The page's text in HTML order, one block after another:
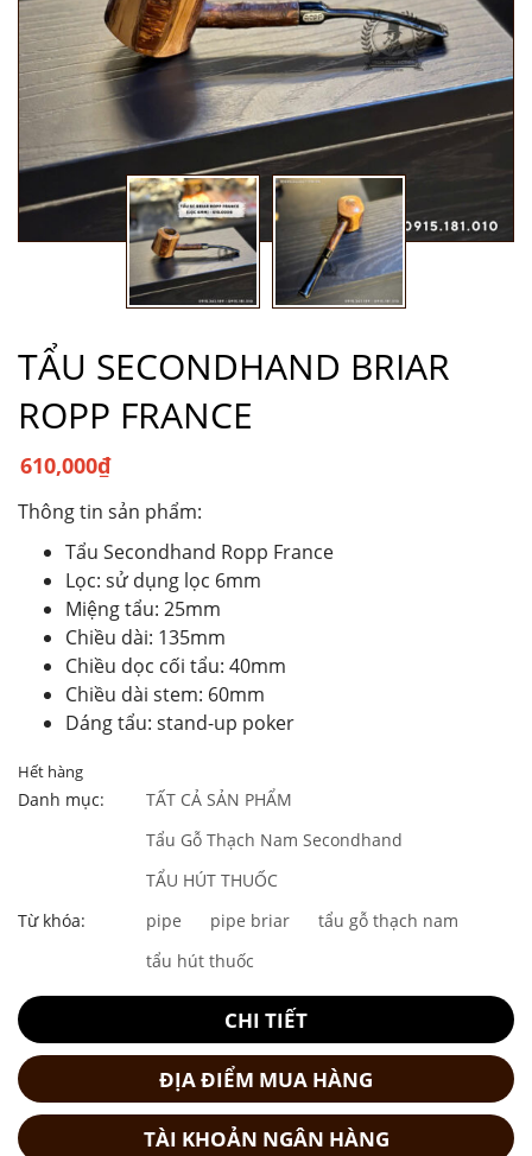
TẨU SECONDHAND BRIAR
ROPP FRANCE
610,000₫
Thông tin sản phẩm:
Tẩu Secondhand Ropp France
Lọc: sử dụng lọc 6mm
Miệng tẩu: 25mm
Chiều dài: 135mm
Chiều dọc cối tẩu: 40mm
Chiều dài stem: 60mm
Dáng tẩu: stand-up poker
Hết hàng
Danh mục:
TẤT CẢ SẢN PHẨM
Tẩu Gỗ Thạch Nam Secondhand
TẨU HÚT THUỐC
Từ khóa:
pipe pipe briar
tẩu gỗ thạch nam
tẩu hút thuốc
CHI TIẾT
ĐỊA ĐIỂM MUA HÀNG
TÀI KHOẢN NGÂN HÀNG